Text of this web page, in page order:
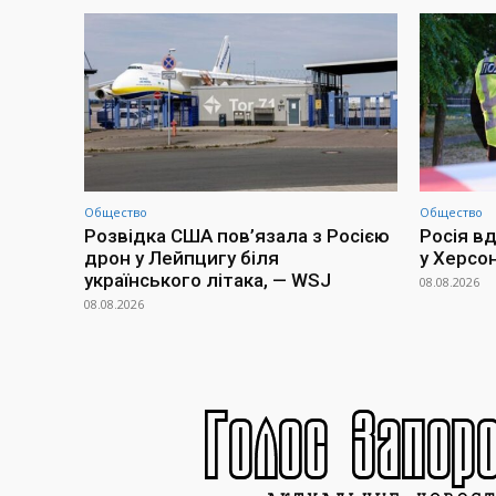
Общество
Розвідка США пов’язала з Росією
дрон у Лейпцигу біля
українського літака, — WSJ
08.08.2026
Общество
Росія
у
08.08.2026